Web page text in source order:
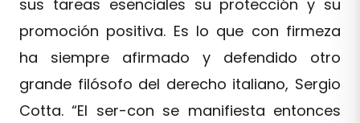
sus tareas esenciales su protección y su
promoción positiva. Es lo que con firmeza
ha siempre afirmado y defendido otro
grande filósofo del derecho italiano, Sergio
Cotta. “El ser-con se manifiesta entonces